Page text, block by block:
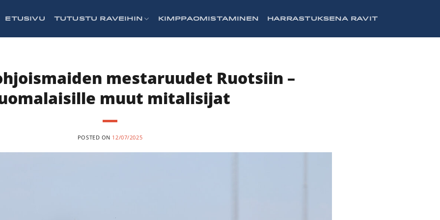
ETUSIVU TUTUSTU RAVEIHIN KIMPPAOMISTAMINEN HARRASTUKSENA RAVIT
mestaruudet Ruotsiin –
muut mitalisijat
POSTED ON 12/07/2025